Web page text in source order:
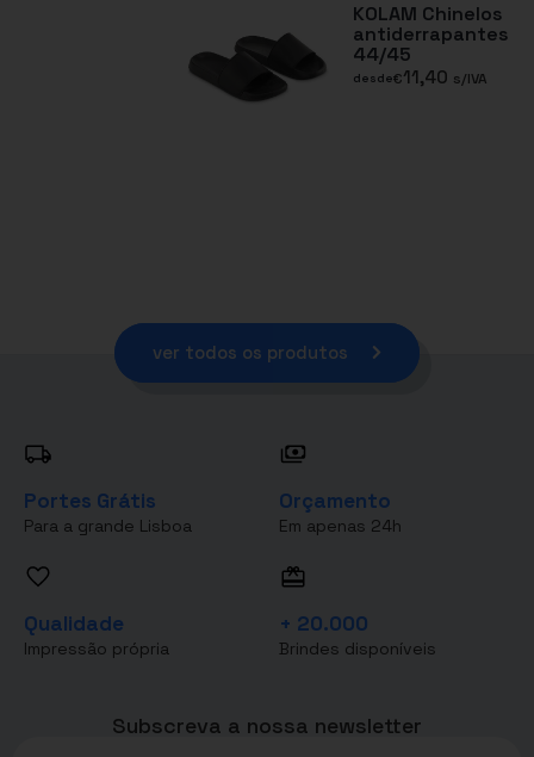
KOLAM Chinelos
antiderrapantes
44/45
desde€11,40 s/IVA
ver todos os produtos
Portes Grátis
Para a grande Lisboa
Orçamento
Em apenas 24h
Qualidade
Impressão própria
+ 20.000
Brindes disponíveis
Subscreva a nossa newsletter